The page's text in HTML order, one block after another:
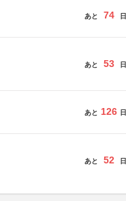
あと 74 日
あと 53 日
あと 126 日
あと 52 日